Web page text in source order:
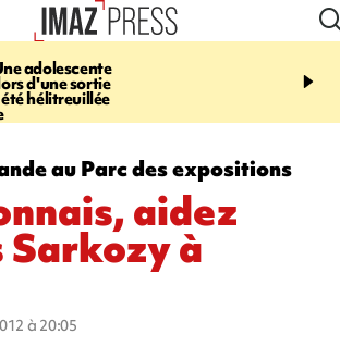
adolescente
d'une sortie
hélitreuillée
20:44
rouée de coups,
au Parc des expositions
aidez
à
à 20:05